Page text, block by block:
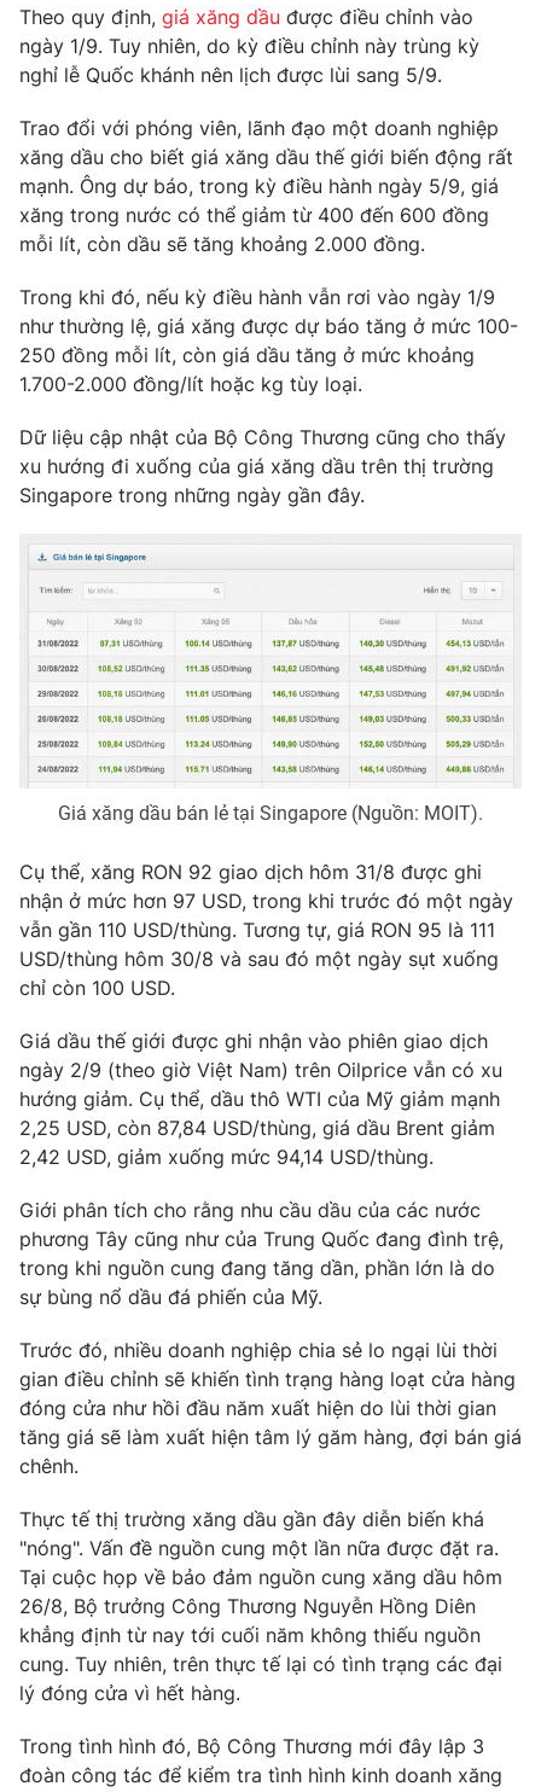
Thế giới đó đây
Câu chuyện quốc tế
Tài chính
Thị trường
Góc doanh nghiệp
Dữ liệu và đời sống
Truyền hình
Phim VTV
Hậu trường
Khán giả
Giải sao mai
Giải trí
Điện ảnh
Âm nhạc
Sao
Du lịch
Làm đẹp
Giáo dục
Tuyển sinh
Học trực tuyến
Hitech Công nghệ tương lai
Sản phẩm
Thị trường
Tư vấn
Giao lưu trực tuyến
Lịch phát sóng
Chuyên mục khác
Emagazine Podcast
Photo Infographic
Video Shorts video
VTV Money VTV Thể thao
VTV Sức khoẻ Bất động sản
Thị trường 24h Tấm lòng Việt
VTV4 Vươn mình bằng AI
VTV9 VTV8
Liên hệ tòa soạn English
THỜI BÁO VTV
Cơ quan chủ quản:Đài Truyền hình Việt Nam
Cơ quan báo chí:Thời báo VTV
Giấy phép hoạt động báo in và báo điện tử số 483/GP-BTTTT
cấp ngày 29/12/2023
Tổng Biên tập:
Vũ Thanh Thủy
Nguyễn Trọng Ninh
Tổng đài VTV:024.38 355 931 - 024.38 355 932
Theo quy định, giá xăng dầu được điều chỉnh vào
ngày 1/9. Tuy nhiên, do kỳ điều chỉnh này trùng kỳ
nghỉ lễ Quốc khánh nên lịch được lùi sang 5/9.
Trao đổi với phóng viên, lãnh đạo một doanh nghiệp
xăng dầu cho biết giá xăng dầu thế giới biến động rất
mạnh. Ông dự báo, trong kỳ điều hành ngày 5/9, giá
xăng trong nước có thể giảm từ 400 đến 600 đồng
mỗi lít, còn dầu sẽ tăng khoảng 2.000 đồng.
Trong khi đó, nếu kỳ điều hành vẫn rơi vào ngày 1/9
như thường lệ, giá xăng được dự báo tăng ở mức 100-
250 đồng mỗi lít, còn giá dầu tăng ở mức khoảng
1.700-2.000 đồng/lít hoặc kg tùy loại.
Dữ liệu cập nhật của Bộ Công Thương cũng cho thấy
xu hướng đi xuống của giá xăng dầu trên thị trường
Singapore trong những ngày gần đây.
Giá xăng dầu bán lẻ tại Singapore (Nguồn: MOIT).
Cụ thể, xăng RON 92 giao dịch hôm 31/8 được ghi
nhận ở mức hơn 97 USD, trong khi trước đó một ngày
vẫn gần 110 USD/thùng. Tương tự, giá RON 95 là 111
USD/thùng hôm 30/8 và sau đó một ngày sụt xuống
chỉ còn 100 USD.
Giá dầu thế giới được ghi nhận vào phiên giao dịch
ngày 2/9 (theo giờ Việt Nam) trên Oilprice vẫn có xu
hướng giảm. Cụ thể, dầu thô WTI của Mỹ giảm mạnh
2,25 USD, còn 87,84 USD/thùng, giá dầu Brent giảm
2,42 USD, giảm xuống mức 94,14 USD/thùng.
Giới phân tích cho rằng nhu cầu dầu của các nước
phương Tây cũng như của Trung Quốc đang đình trệ,
trong khi nguồn cung đang tăng dần, phần lớn là do
sự bùng nổ dầu đá phiến của Mỹ.
Trước đó, nhiều doanh nghiệp chia sẻ lo ngại lùi thời
gian điều chỉnh sẽ khiến tình trạng hàng loạt cửa hàng
đóng cửa như hồi đầu năm xuất hiện do lùi thời gian
tăng giá sẽ làm xuất hiện tâm lý găm hàng, đợi bán giá
chênh.
Thực tế thị trường xăng dầu gần đây diễn biến khá
"nóng". Vấn đề nguồn cung một lần nữa được đặt ra.
Tại cuộc họp về bảo đảm nguồn cung xăng dầu hôm
26/8, Bộ trưởng Công Thương Nguyễn Hồng Diên
khẳng định từ nay tới cuối năm không thiếu nguồn
cung. Tuy nhiên, trên thực tế lại có tình trạng các đại
lý đóng cửa vì hết hàng.
Trong tình hình đó, Bộ Công Thương mới đây lập 3
đoàn công tác để kiểm tra tình hình kinh doanh xăng